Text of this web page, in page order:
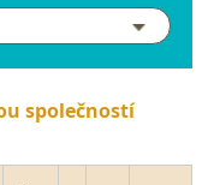
společností